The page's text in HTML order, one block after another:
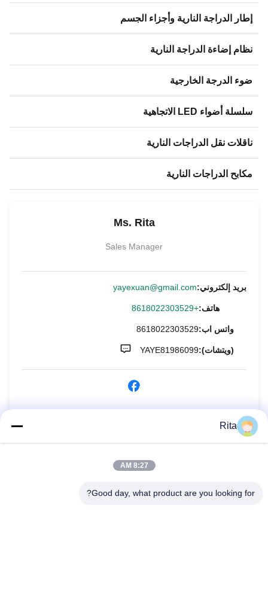
إطار الدراجة النارية وأجزاء الجسم
نظام إضاءة الدراجة النارية
ضوء الدرجة الخارجية
سلسلة أضواء LED الاتجاهية
ناقلات نقل الدراجات النارية
مكابح الدراجات النارية
Ms. Rita
Sales Manager
بريد إلكتروني:yayexuan@gmail.com
هاتف:+8618022303529
واتس اب:8618022303529
(ويتشات):YAYE81986099
Rita
8:27 AM
Good day, what product are you looking for?